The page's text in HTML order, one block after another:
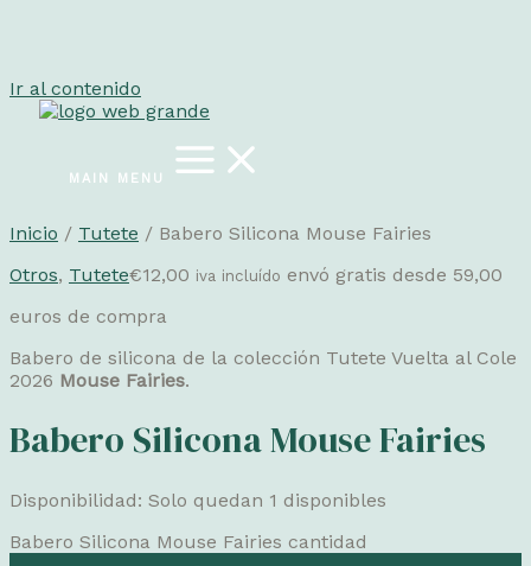
Ir al contenido
MAIN MENU
Inicio / Tutete / Babero Silicona Mouse Fairies
Otros, Tutete€12,00 iva incluído envó gratis desde 59,00
euros de compra
Babero de silicona de la colección Tutete Vuelta al Cole
2026 Mouse Fairies.
Babero Silicona Mouse Fairies
Disponibilidad: Solo quedan 1 disponibles
Babero Silicona Mouse Fairies cantidad